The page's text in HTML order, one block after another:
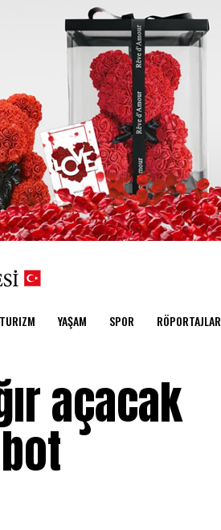
TURIZM YAŞAM SPOR RÖPORTAJLAR
açacak